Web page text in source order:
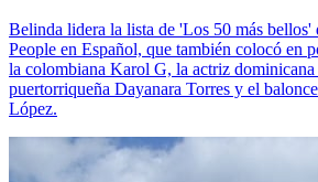
Belinda lidera la lista de 'Los 50 más bellos'
People en Español, que también colocó en
la colombiana Karol G, la actriz
puertorriqueña Dayanara Torres y el
López.